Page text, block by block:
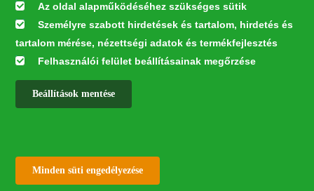
Feliratkozás
Az oldal alapműködéséhez szükséges sütik
Személyre szabott hirdetések és tartalom, hirdetés és
tartalom mérése, nézettségi adatok és termékfejlesztés
Felhasználói felület beállításainak megőrzése
Beállítások mentése
Minden süti engedélyezése